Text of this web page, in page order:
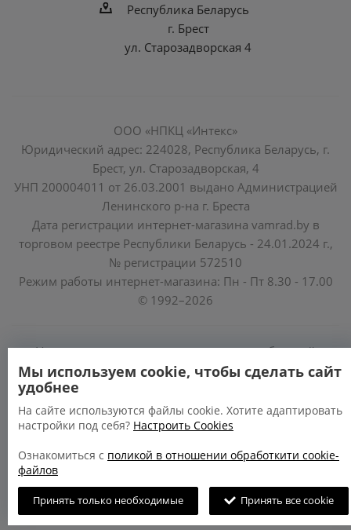
Республика Беларусь
г. Брест
ул. Старозадворская 4
ООО «НПКЦ «Интекс»
Юридический адрес: 224028, Республика Беларусь, г.
Брест, ул. Старозадворская, 4
УНП 200004011 от 26.03.2001 выдано Администрацией
Ленинского р-на г. Бреста
Дата регистрации интернет-магазина vamrad.by в
торговом реестре Республики Беларусь - 24.01.2024 г.,
№ регистрации 572510
Режим работы интернет-магазина: Пн - Пт 8.30 - 17.00
© 1992–2026
Уполномоченные по защите прав потребителей
облисполкомов, Минского горисполкома:
https://www.mart.gov.by/activity/zashchita-prav-
potrebiteley/
БРЕСТСКАЯ ОБЛАСТЬ тел. (80162) 26 97 69;
Мы используем cookie, чтобы сделать сайт
удобнее
На сайте используются файлы cookie. Хотите адаптировать
настройки под себя? Настроить Cookies
Ознакомиться с поликой в отношении обработкити cookie-
файлов
Принять только необходимые Принять все cookie